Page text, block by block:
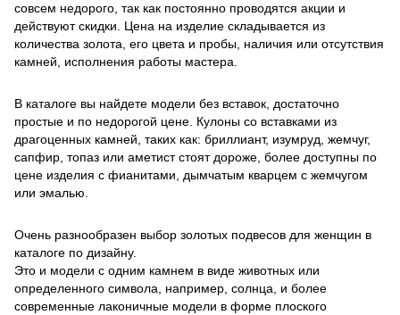
совсем недорого, так как постоянно проводятся акции и
действуют скидки. Цена на изделие складывается из
количества золота, его цвета и пробы, наличия или отсутствия
камней, исполнения работы мастера.
В каталоге вы найдете модели без вставок, достаточно
простые и по недорогой цене. Кулоны со вставками из
драгоценных камней, таких как: бриллиант, изумруд, жемчуг,
сапфир, топаз или аметист стоят дороже, более доступны по
цене изделия с фианитами, дымчатым кварцем с жемчугом
или эмалью.
Очень разнообразен выбор золотых подвесов для женщин в
каталоге по дизайну.
Это и модели с одним камнем в виде животных или
определенного символа, например, солнца, и более
современные лаконичные модели в форме плоского